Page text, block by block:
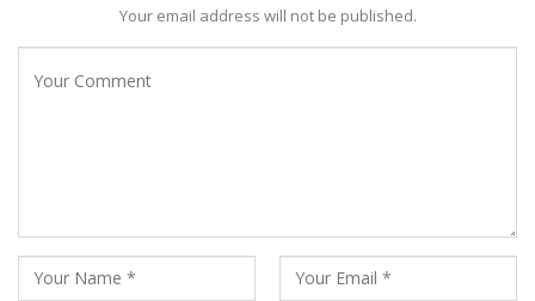
Your email address will not be published.